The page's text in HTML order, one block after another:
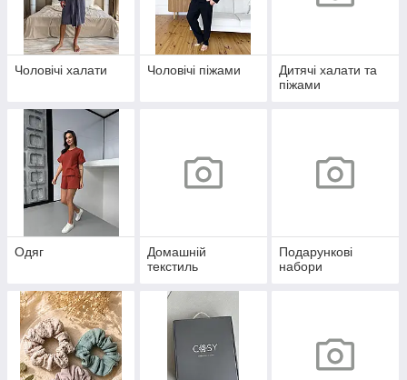
Чоловічі халати Чоловічі піжами
Дитячі халати та
піжами
Одяг
Домашній
текстиль
Подарункові
набори